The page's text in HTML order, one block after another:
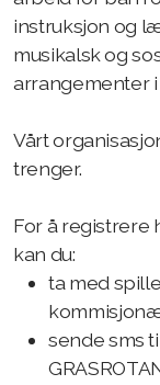
instruksjon og
musikalsk og
arrangementer
Vårt
trenger.
For å registrere
kan du:
ta med
sende sms
Konserter
Seminarer og turer
Dugnader